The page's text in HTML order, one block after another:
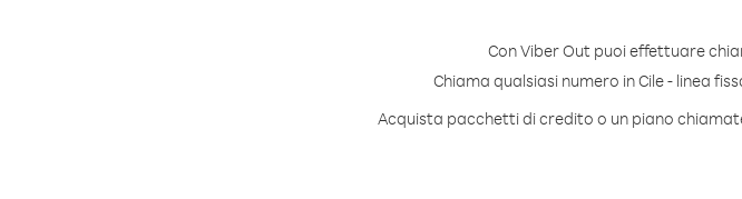
Con Viber Out puoi effettuare
Chiama qualsiasi numero in Cile - linea
Acquista pacchetti di credito o un piano